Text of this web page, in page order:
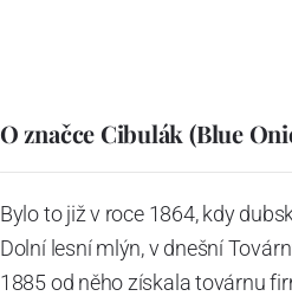
O značce Cibulák (Blue
Bylo to již v roce 1864, kdy
Dolní lesní mlýn, v dnešní
1885 od něho získala továrnu